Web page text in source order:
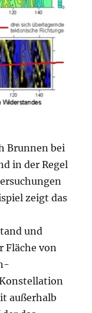
Brunnen bei
in der Regel
zeigt das
und
Fläche von
außerhalb